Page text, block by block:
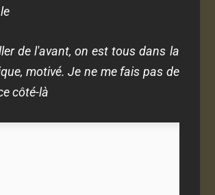
de l'avant, on est tous dans la
motivé. Je ne me fais pas de
côté-là